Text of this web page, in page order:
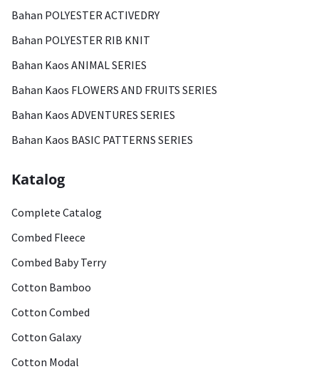
Bahan POLYESTER ACTIVEDRY
Bahan POLYESTER RIB KNIT
Bahan Kaos ANIMAL SERIES
Bahan Kaos FLOWERS AND FRUITS SERIES
Bahan Kaos ADVENTURES SERIES
Bahan Kaos BASIC PATTERNS SERIES
Katalog
Complete Catalog
Combed Fleece
Combed Baby Terry
Cotton Bamboo
Cotton Combed
Cotton Galaxy
Cotton Modal